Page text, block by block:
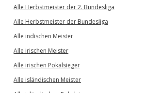
Alle Herbstmeister der 2. Bundesliga
Alle Herbstmeister der Bundesliga
Alle indischen Meister
Alle irischen Meister
Alle irischen Pokalsieger
Alle isländischen Meister